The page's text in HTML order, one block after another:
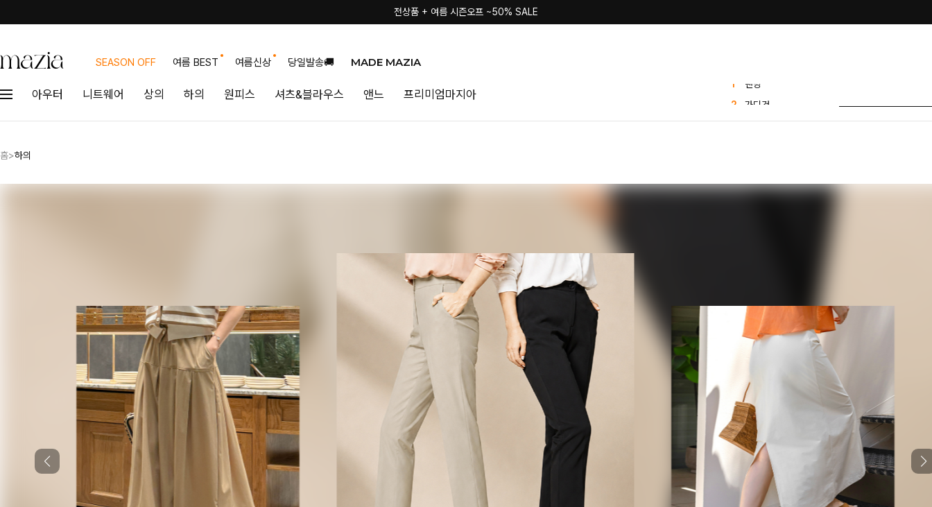
전상품 + 여름 시즌오프 ~50% SALE
SEASON OFF 여름 BEST 여름신상 당일발송🚚 MADE MAZIA
아우터 니트웨어 상의 하의 원피스 셔츠&블라우스 앤느 프리미엄마지아
4
반바지
5
원피스
8
유넥 무지 반팔티
홈>하의